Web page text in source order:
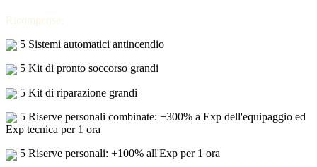
Ricompense:
5 Sistemi automatici antincendio
5 Kit di pronto soccorso grandi
5 Kit di riparazione grandi
5 Riserve personali combinate: +300% a Exp dell'equipaggio ed
Exp tecnica per 1 ora
5 Riserve personali: +100% all'Exp per 1 ora